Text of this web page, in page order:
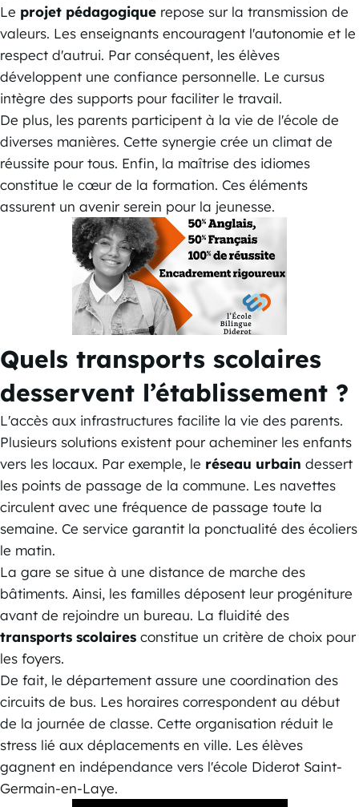
Le projet pédagogique repose sur la transmission de
valeurs. Les enseignants encouragent l'autonomie et le
respect d'autrui. Par conséquent, les élèves
développent une confiance personnelle. Le cursus
intègre des supports pour faciliter le travail.
De plus, les parents participent à la vie de l'école de
diverses manières. Cette synergie crée un climat de
réussite pour tous. Enfin, la maîtrise des idiomes
constitue le cœur de la formation. Ces éléments
assurent un avenir serein pour la jeunesse.
Quels transports scolaires
desservent l’établissement ?
L'accès aux infrastructures facilite la vie des parents.
Plusieurs solutions existent pour acheminer les enfants
vers les locaux. Par exemple, le réseau urbain dessert
les points de passage de la commune. Les navettes
circulent avec une fréquence de passage toute la
semaine. Ce service garantit la ponctualité des écoliers
le matin.
La gare se situe à une distance de marche des
bâtiments. Ainsi, les familles déposent leur progéniture
avant de rejoindre un bureau. La fluidité des
transports scolaires constitue un critère de choix pour
les foyers.
De fait, le département assure une coordination des
circuits de bus. Les horaires correspondent au début
de la journée de classe. Cette organisation réduit le
stress lié aux déplacements en ville. Les élèves
gagnent en indépendance vers l'école Diderot Saint-
Germain-en-Laye.